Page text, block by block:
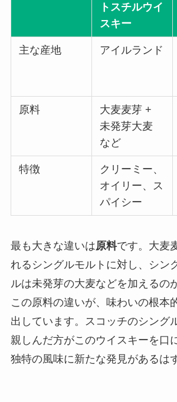
トスチルウイ
スキー
主な産地 アイルランド
原料
大麦麦芽 +
未発芽大麦
など
特徴
クリーミー、
オイリー、ス
パイシー
最も大きな違いは原料です。大麦
れるシングルモルトに対し、シン
ルは未発芽の大麦などを加えるの
この原料の違いが、味わいの根本
出しています。スコッチのシング
親しんだ方がこのウイスキーを口
独特の風味に新たな発見があるは